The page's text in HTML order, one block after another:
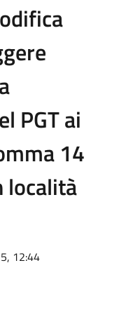
PGT ai
14
località
12:44